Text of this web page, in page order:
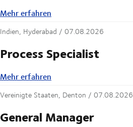
Mehr erfahren
Mehr erfahren
Indien, Hyderabad / 07.08.2026
Process Specialist
Mehr erfahren
Mehr erfahren
Vereinigte Staaten, Denton / 07.08.2026
General Manager